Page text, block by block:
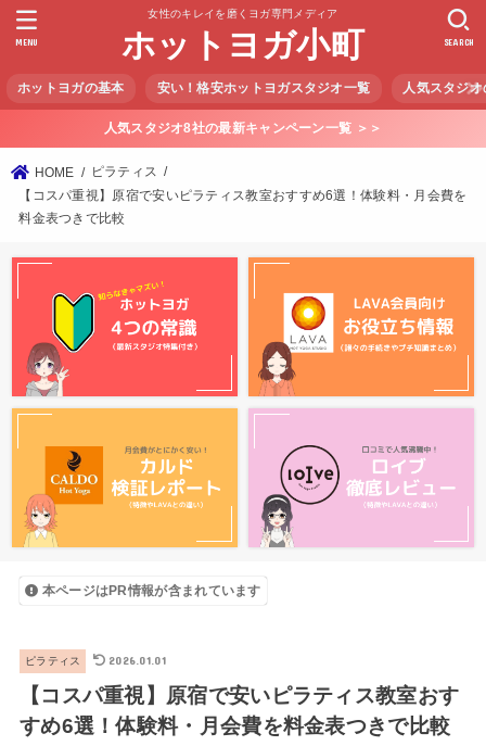
女性のキレイを磨くヨガ専門メディア
ホットヨガ小町
ホットヨガの基本 安い！格安ホットヨガスタジオ一覧 人気スタジ
SEARCH
MENU
人気スタジオ8社の最新キャンペーン一覧 ＞＞
HOME
ピラティス
【コスパ重視】原宿で安いピラティス教室おすすめ6選！体験料・月会費を
料金表つきで比較
本ページはPR情報が含まれています
ピラティス 2026.01.01
【コスパ重視】原宿で安いピラティス教室おす
すめ6選！体験料・月会費を料金表つきで比較